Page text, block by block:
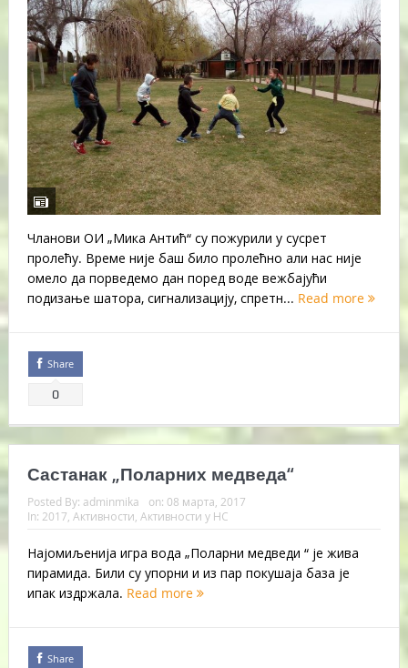
Чланови ОИ „Мика Антић“ су пожурили у сусрет
пролећу. Време није баш било пролећно али нас није
омело да порведемо дан поред воде вежбајући
подизање шатора, сигнализацију, спретн... Read more
Share
0
Састанак „Поларних медведа“
Posted By: adminmika on: 08 марта, 2017
In: 2017 Активности Активности у НС
Најомиљенија игра вода „Поларни медведи “ је жива
пирамида. Били су упорни и из пар покушаја база је
ипак издржала. Read more
Share